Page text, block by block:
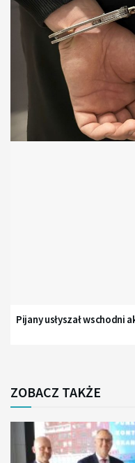
Pijany usłyszał wschodni
ZOBACZ TAKŻE